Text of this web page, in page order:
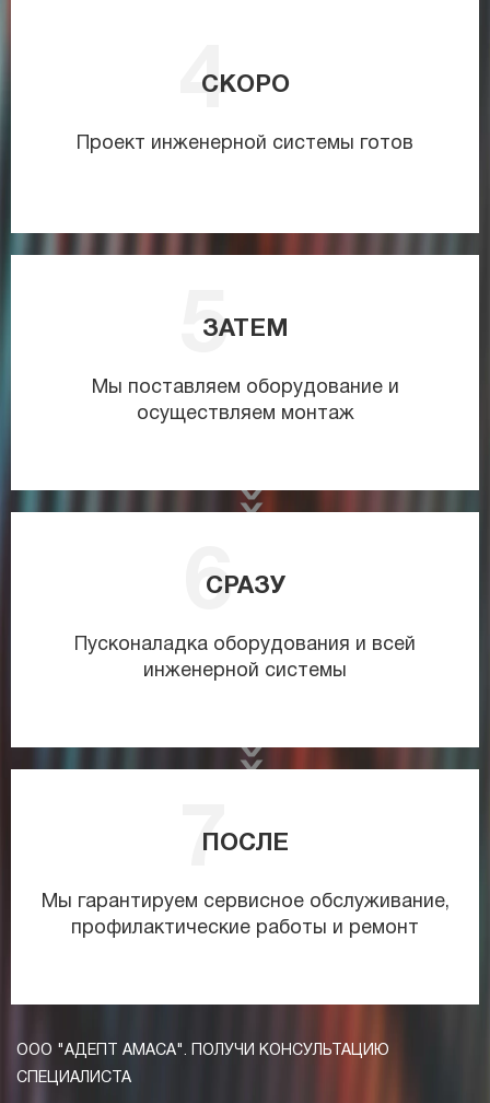
СКОРО
Проект инженерной системы готов
ЗАТЕМ
Мы поставляем оборудование и
осуществляем монтаж
СРАЗУ
Пусконаладка оборудования и всей
инженерной системы
ПОСЛЕ
Мы гарантируем сервисное обслуживание,
профилактические работы и ремонт
ООО "АДЕПТ АМАСА". ПОЛУЧИ КОНСУЛЬТАЦИЮ
СПЕЦИАЛИСТА